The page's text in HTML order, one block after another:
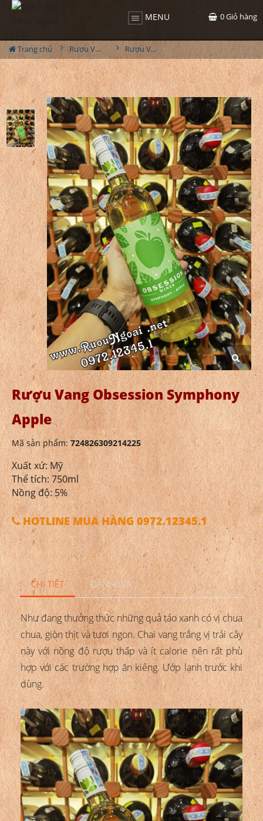
MENU 0Giỏ hàng
Trang chủ Rượu Vang Rượu Vang Obsession Symphony Apple
Rượu Vang Obsession Symphony
Apple
Mã sản phẩm:724826309214225
Xuất xứ: Mỹ
Thể tích: 750ml
Nồng độ: 5%
HOTLINE MUA HÀNG 0972.12345.1
CHI TIẾT ĐÁNH GIÁ
Như đang thưởng thức những quả táo xanh có vị chua
chua, giòn thịt và tươi ngon. Chai vang trắng vị trái cây
này với nồng độ rượu thấp và ít calorie nên rất phù
hợp với các trường hợp ăn kiêng. Ướp lạnh trước khi
dùng.